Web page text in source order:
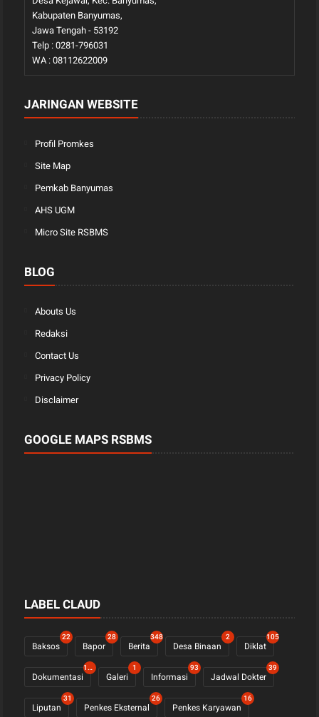
Kabupaten Banyumas,
Jawa Tengah - 53192
Telp : 0281-796031
WA : 08112622009
JARINGAN WEBSITE
Profil Promkes
Site Map
Pemkab Banyumas
AHS UGM
Micro Site RSBMS
BLOG
Abouts Us
Redaksi
Contact Us
Privacy Policy
Disclaimer
GOOGLE MAPS RSBMS
LABEL CLAUD
Baksos
22
Bapor
28
Berita
348
Desa Binaan
2
Diklat
105
Dokumentasi
1122
Galeri
1
Informasi
93
Jadwal Dokter
39
Liputan
31
Penkes Eksternal
26
Penkes Karyawan
16